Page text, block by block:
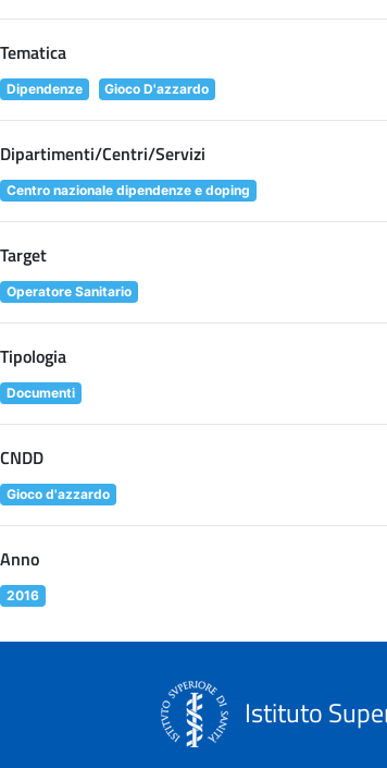
Tematica
Dipendenze Gioco D'azzardo
Dipartimenti/Centri/Servizi
Centro nazionale dipendenze e doping
Target
Operatore Sanitario
Tipologia
Documenti
CNDD
Gioco d'azzardo
Anno
2016
Istituto